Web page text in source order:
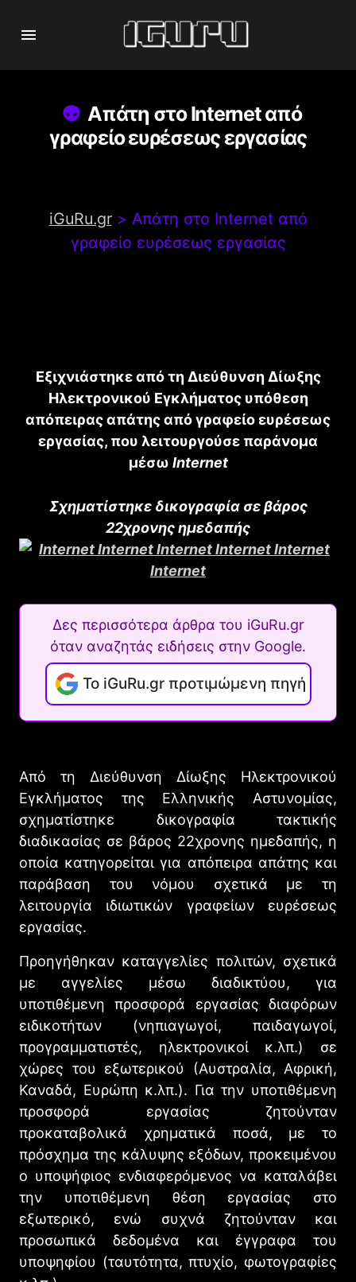
Απάτη στο Internet από
γραφείο ευρέσεως εργασίας
iGuRu.gr> Απάτη στο Internet από
γραφείο ευρέσεως εργασίας
Εξιχνιάστηκε από τη Διεύθυνση Δίωξης
Ηλεκτρονικού Εγκλήματος υπόθεση
απόπειρας απάτης από γραφείο ευρέσεως
εργασίας, που λειτουργούσε παράνομα
μέσω Internet
Σχηματίστηκε δικογραφία σε βάρος
22χρονης ημεδαπής
Δες περισσότερα άρθρα του iGuRu.gr
όταν αναζητάς ειδήσεις στην Google.
Το iGuRu.gr προτιμώμενη πηγή
Από τη Διεύθυνση Δίωξης Ηλεκτρονικού
Εγκλήματος της Ελληνικής Αστυνομίας,
σχηματίστηκε δικογραφία τακτικής
διαδικασίας σε βάρος 22χρονης ημεδαπής, η
οποία κατηγορείται για απόπειρα απάτης και
παράβαση του νόμου σχετικά με τη
λειτουργία ιδιωτικών γραφείων ευρέσεως
εργασίας.
Προηγήθηκαν καταγγελίες πολιτών, σχετικά
με αγγελίες μέσω διαδικτύου, για
υποτιθέμενη προσφορά εργασίας διαφόρων
ειδικοτήτων (νηπιαγωγοί, παιδαγωγοί,
προγραμματιστές, ηλεκτρονικοί κ.λπ.) σε
χώρες του εξωτερικού (Αυστραλία, Αφρική,
Καναδά, Ευρώπη κ.λπ.). Για την υποτιθέμενη
προσφορά εργασίας ζητούνταν
προκαταβολικά χρηματικά ποσά, με το
πρόσχημα της κάλυψης εξόδων, προκειμένου
ο υποψήφιος ενδιαφερόμενος να καταλάβει
την υποτιθέμενη θέση εργασίας στο
εξωτερικό, ενώ συχνά ζητούνταν και
προσωπικά δεδομένα και έγγραφα του
υποψηφίου (ταυτότητα, πτυχίο, φωτογραφίες